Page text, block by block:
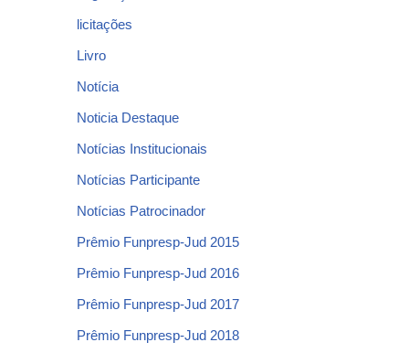
licitações
Livro
Notícia
Noticia Destaque
Notícias Institucionais
Notícias Participante
Notícias Patrocinador
Prêmio Funpresp-Jud 2015
Prêmio Funpresp-Jud 2016
Prêmio Funpresp-Jud 2017
Prêmio Funpresp-Jud 2018